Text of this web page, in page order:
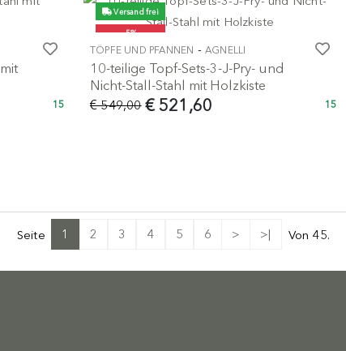
15
Versand frei
-5%
TÖPFE UND PFANNEN -AGNELLI
10-teilige Topf-Sets-3-J-Pry- und
Nicht-Stall-Stahl mit Holzkiste
€ 521,60
€ 549,00 15
Seite 1 2 3 4 5 6 > >| Von 45.